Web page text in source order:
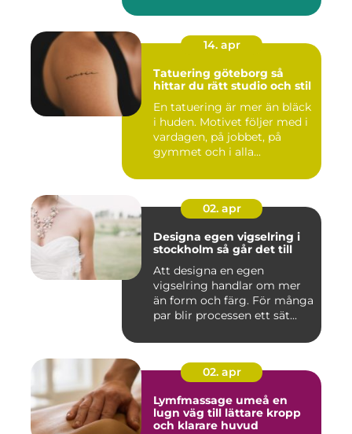
14. apr
Tatuering göteborg så
hittar du rätt studio och stil
En tatuering är mer än bläck
i huden. Motivet följer med i
vardagen, på jobbet, på
gymmet och i alla...
02. apr
Designa egen vigselring i
stockholm så går det till
Att designa en egen
vigselring handlar om mer
än form och färg. För många
par blir processen ett sät...
02. apr
Lymfmassage umeå en
lugn väg till lättare kropp
och klarare huvud